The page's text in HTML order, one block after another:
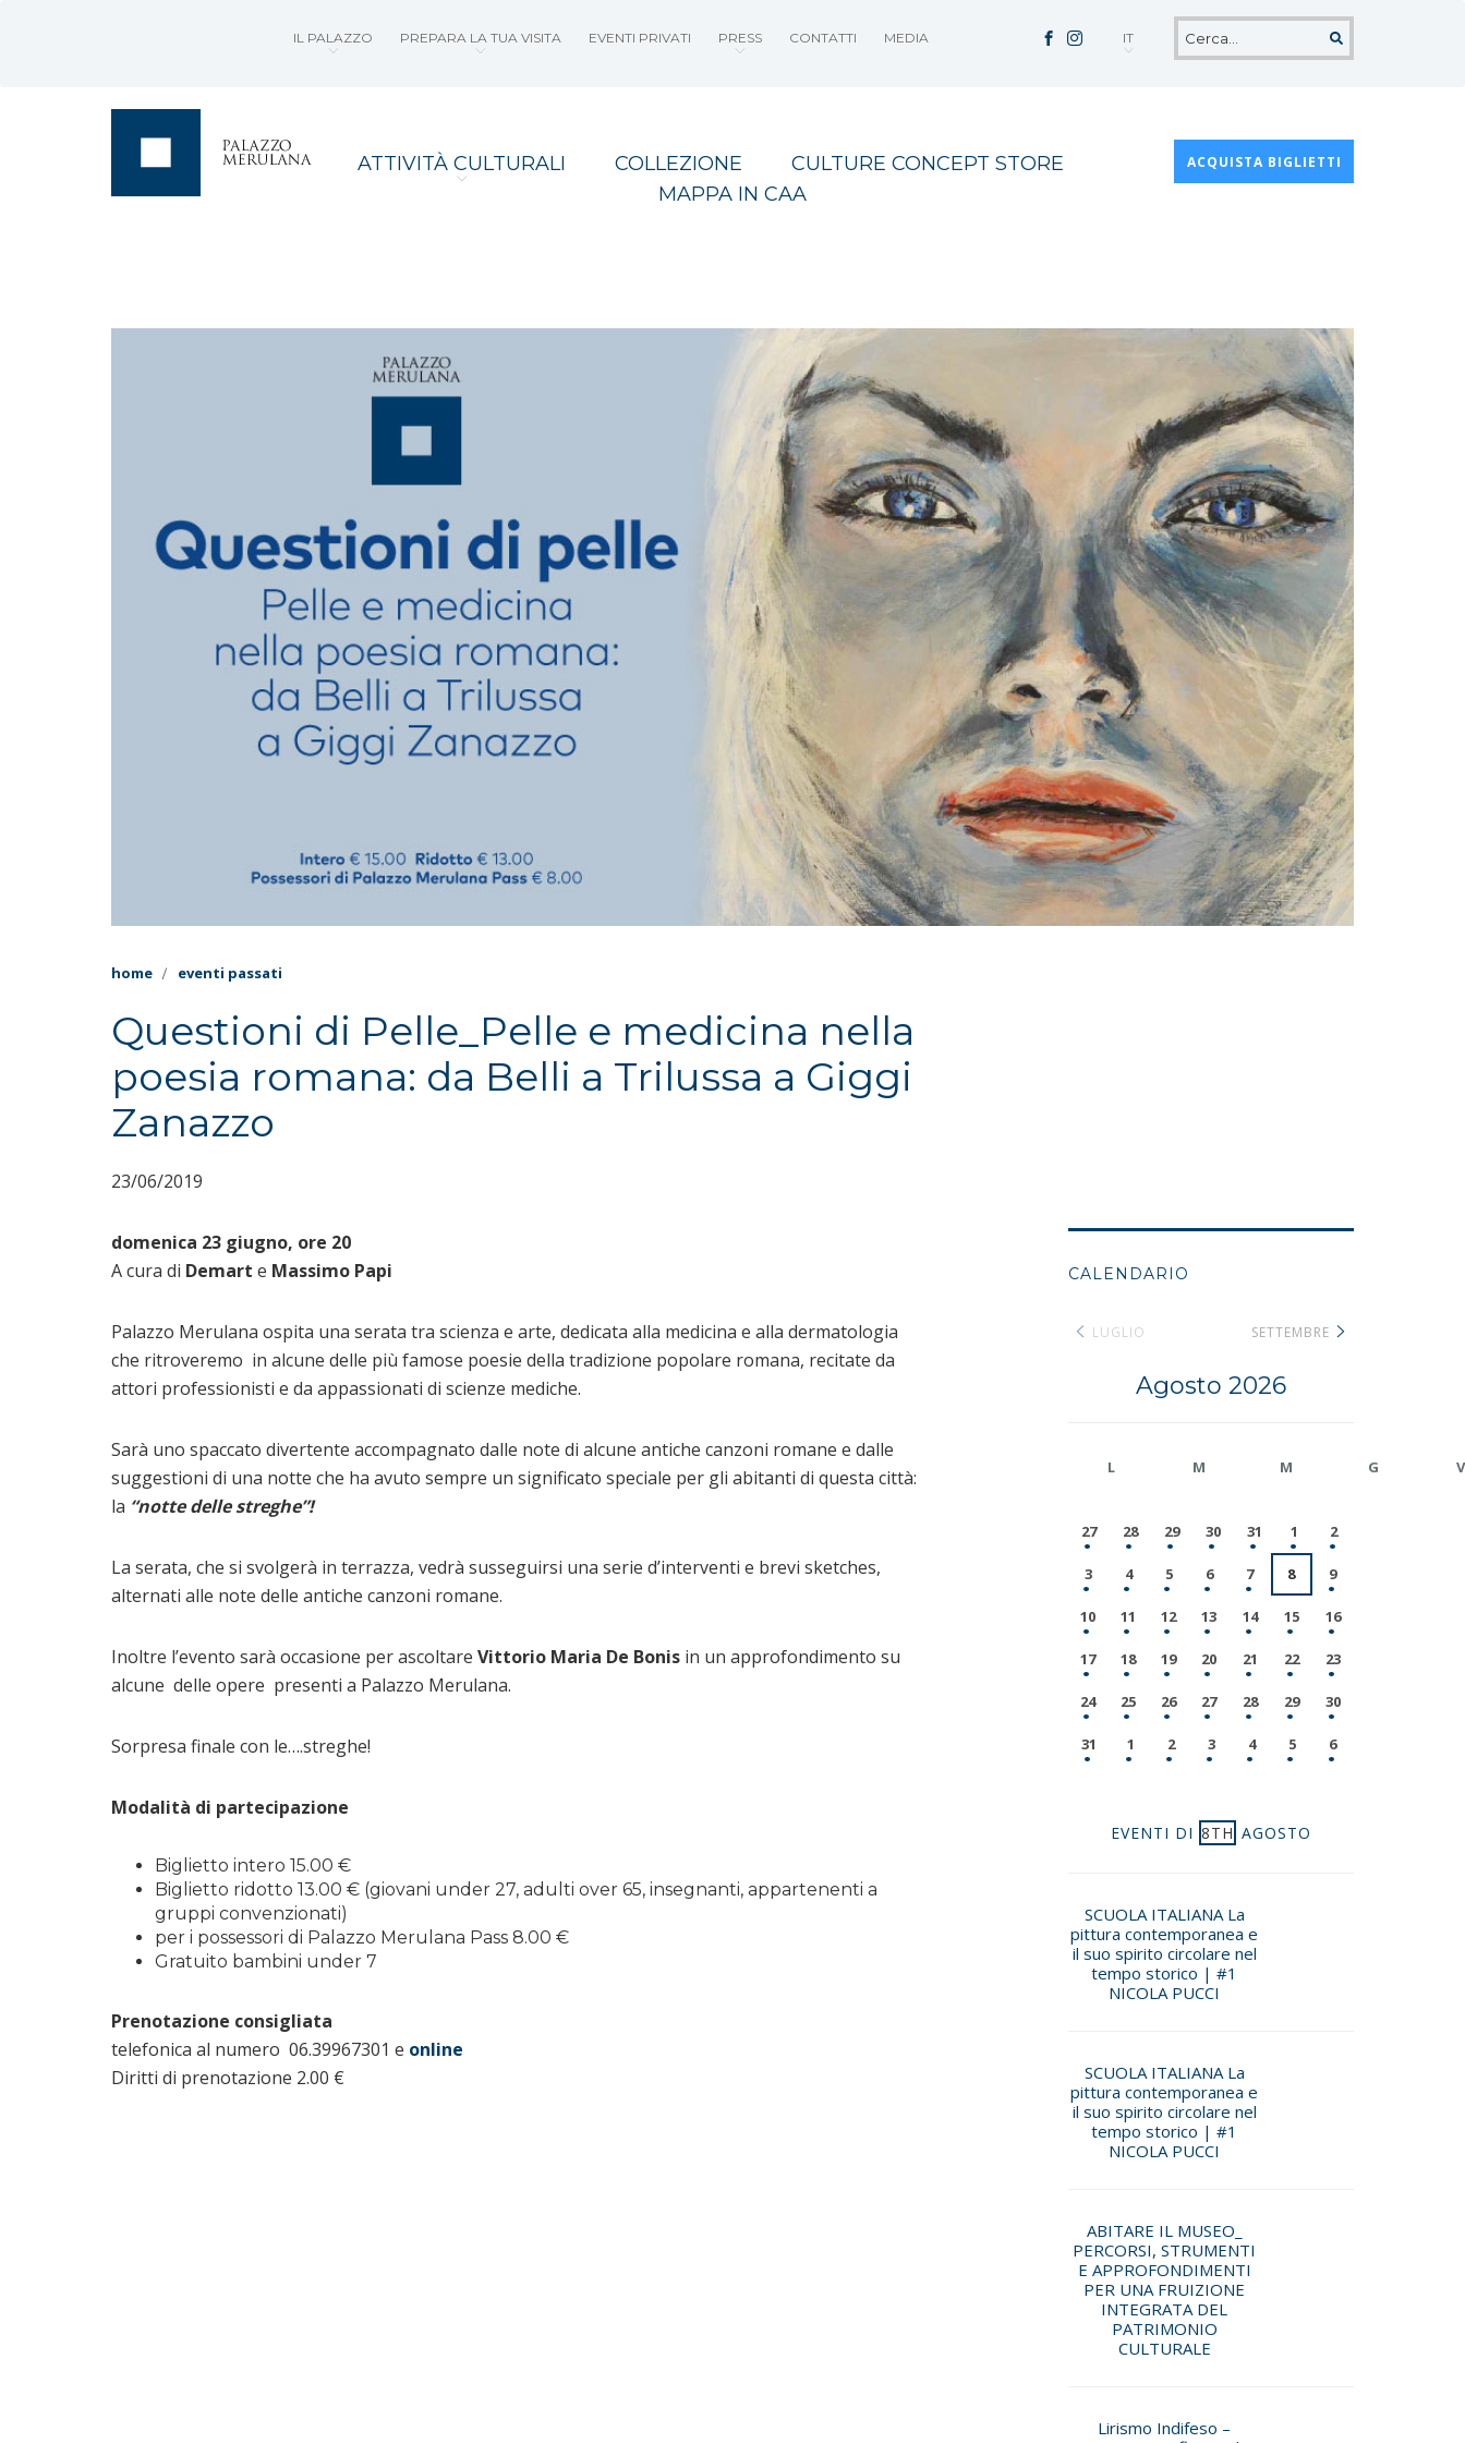
IL PALAZZO PREPARA LA TUA VISITA EVENTI PRIVATI PRESS CONTATTI MEDIA IT
ATTIVITÀ CULTURALI COLLEZIONE
CULTURE CONCEPT STORE
MAPPA IN CAA
ACQUISTA BIGLIETTI
home eventi passati
Questioni di Pelle_Pelle e medicina nella
poesia romana: da Belli a Trilussa a Giggi
Zanazzo
23/06/2019
domenica 23 giugno, ore 20
A cura di Demart e Massimo Papi
Palazzo Merulana ospita una serata tra scienza e arte, dedicata alla medicina e alla dermatologia
che ritroveremo in alcune delle più famose poesie della tradizione popolare romana, recitate da
attori professionisti e da appassionati di scienze mediche.
Sarà uno spaccato divertente accompagnato dalle note di alcune antiche canzoni romane e dalle
suggestioni di una notte che ha avuto sempre un significato speciale per gli abitanti di questa città:
la “notte delle streghe”!
La serata, che si svolgerà in terrazza, vedrà susseguirsi una serie d’interventi e brevi sketches,
alternati alle note delle antiche canzoni romane.
Inoltre l’evento sarà occasione per ascoltare Vittorio Maria De Bonis in un approfondimento su
alcune delle opere presenti a Palazzo Merulana.
Sorpresa finale con le….streghe!
Modalità di partecipazione
Biglietto intero 15.00 €
Biglietto ridotto 13.00 € (giovani under 27, adulti over 65, insegnanti, appartenenti a
gruppi convenzionati)
per i possessori di Palazzo Merulana Pass 8.00 €
Gratuito bambini under 7
Prenotazione consigliata
telefonica al numero 06.39967301 e online
Diritti di prenotazione 2.00 €
CALENDARIO
LUGLIO
Agosto 2026
SETTEMBRE
L M M G V
27 28 29 30 31 1 2
3 4 5 6 7 8 9
10 11 12 13 14 15 16
17 18 19 20 21 22 23
24 25 26 27 28 29 30
31 1 2 3 4 5 6
EVENTI DI 8TH AGOSTO
SCUOLA ITALIANA La
pittura contemporanea e
il suo spirito circolare nel
tempo storico | #1
NICOLA PUCCI
SCUOLA ITALIANA La
pittura contemporanea e
il suo spirito circolare nel
tempo storico | #1
NICOLA PUCCI
ABITARE IL MUSEO_
PERCORSI, STRUMENTI
E APPROFONDIMENTI
PER UNA FRUIZIONE
INTEGRATA DEL
PATRIMONIO
CULTURALE
Lirismo Indifeso –